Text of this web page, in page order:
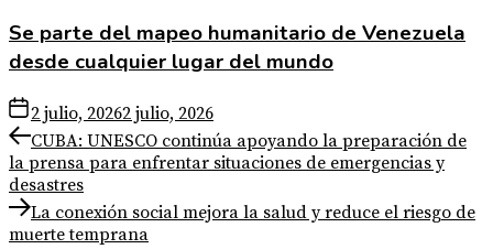
Se parte del mapeo humanitario de Venezuela
desde cualquier lugar del mundo
2 julio, 20262 julio, 2026
Navegación
de
entradas
Previous
post:
CUBA: UNESCO continúa apoyando la preparación de
la prensa para enfrentar situaciones de emergencias y
desastres
Next
post:
La conexión social mejora la salud y reduce el riesgo de
muerte temprana